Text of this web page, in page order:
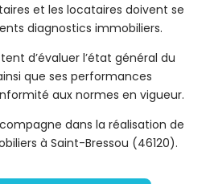
et les locataires doivent se
diagnostics immobiliers.
d’évaluer l’état général du
que ses performances
aux normes en vigueur.
dans la réalisation de
à Saint-Bressou (46120).